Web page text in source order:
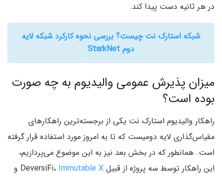
در هر ثانیه دست پیدا کند.
شبکه استارک نت چیست؟ بررسی نحوه کارکرد شبکه لایه
دوم StarkNet
میزان پذیرش عمومی والیدیوم به چه صورت
بوده است؟
راهکار والیدیوم استارک نت یکی از برجسته‌ترین راهکار‌های
مقیاس‌گذاری لایه دومیست که تا به امروز مورد استفاده قرار گرفته
است. همانطور که در بخش بعد نیز به این موضوع می‌پردازیم‌،
این راهکار توسط سه پروژه از قبیل DeversiFi‌، Immutable X
و